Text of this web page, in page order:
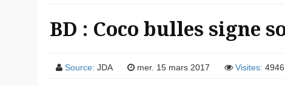
BD : Coco bulles signe
Source: JDA mer. 15 mars 2017 Visites: 4946